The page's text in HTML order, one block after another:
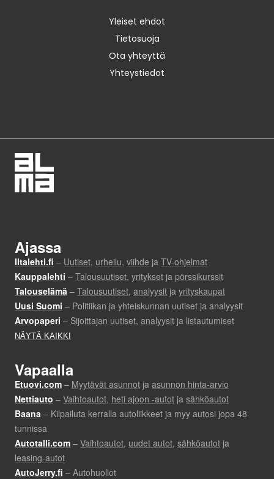
Yleiset ehdot
Tietosuoja
Ota yhteyttä
Yhteystiedot